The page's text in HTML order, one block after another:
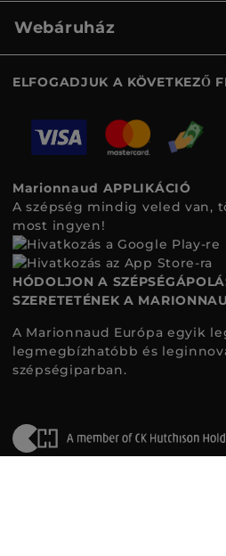
Webáruház
ELFOGADJUK A KÖVETKEZŐ
Marionnaud APPLIKÁCIÓ
A szépség mindig veled van,
most ingyen!
HÓDOLJON A
SZERETETÉNEK A
A Marionnaud Európa egyik
legmegbízhatóbb és
szépségiparban.